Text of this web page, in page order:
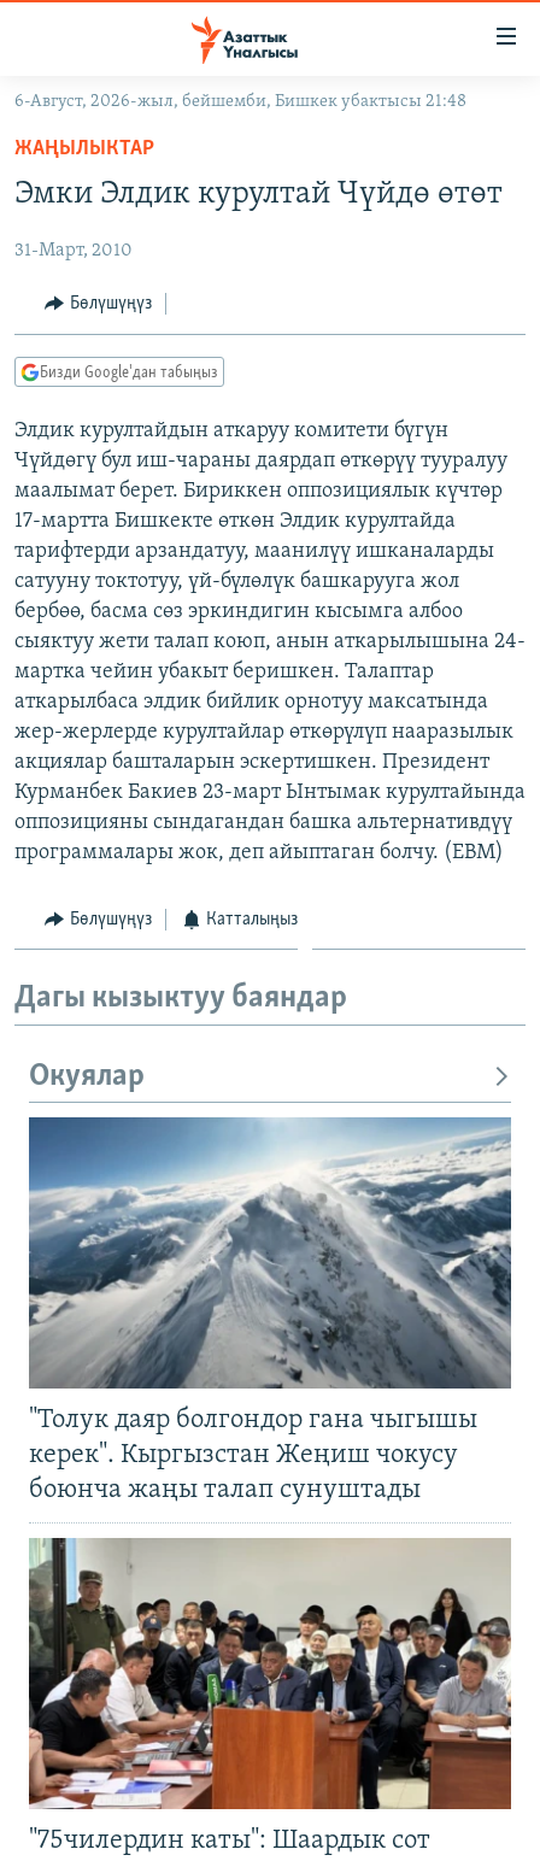
Навигацияга
өтүңүз
Издөөгө
салыңыз
САЯСАТ
ЭКОНОМИКА
ДҮЙНӨ
БОРБОР АЗИЯ
УКРАИНА
АТАЙЫН ИЛИКТӨӨ
БҮГҮН АЗАТТЫКТА
ЭКСПЕРТТЕР ТАЛДАЙТ
БИЗ ЖАНА ДҮЙНӨ
ДАНИСТЕ
ЭЖЕ-СИҢДИЛЕР
АЗАТТЫК+
ЫҢГАЙСЫЗ СУРООЛОР
ПОДКАСТ
ӨЗГӨЧӨ ПИКИР
Русский
ОНЛАЙН ШЕРИНЕ
ЭЕ/АРнун бардык сайттары
6-Август, 2026-жыл, бейшемби, Бишкек убактысы 21:48
ЖАҢЫЛЫКТАР
Эмки Элдик курултай Чүйдө өтөт
31-Март, 2010
Бөлүшүңүз
Бизди Google'дан табыңыз
Элдик курултайдын аткаруу комитети бүгүн
Чүйдөгү бул иш-чараны даярдап өткөрүү тууралуу
маалымат берет. Бириккен оппозициялык күчтөр
17-мартта Бишкекте өткөн Элдик курултайда
тарифтерди арзандатуу, маанилүү ишканаларды
сатууну токтотуу, үй-бүлөлүк башкарууга жол
бербөө, басма сөз эркиндигин кысымга албоо
сыяктуу жети талап коюп, анын аткарылышына 24-
мартка чейин убакыт беришкен. Талаптар
аткарылбаса элдик бийлик орнотуу максатында
жер-жерлерде курултайлар өткөрүлүп нааразылык
акциялар башталарын эскертишкен. Президент
Курманбек Бакиев 23-март Ынтымак курултайында
оппозицияны сындагандан башка альтернативдүү
программалары жок, деп айыптаган болчу. (EBM)
Бөлүшүңүз Катталыңыз
Дагы кызыктуу баяндар
Окуялар
"Толук даяр болгондор гана чыгышы
керек". Кыргызстан Жеңиш чокусу
боюнча жаңы талап сунуштады
"75чилердин каты": Шаардык сот